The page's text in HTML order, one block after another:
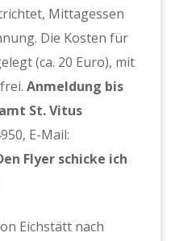
Mittagessen
Die Kosten für
(ca. 20 Euro), mit
Anmeldung bis
St. Vitus
E-Mail:
Flyer schicke ich
Eichstätt nach